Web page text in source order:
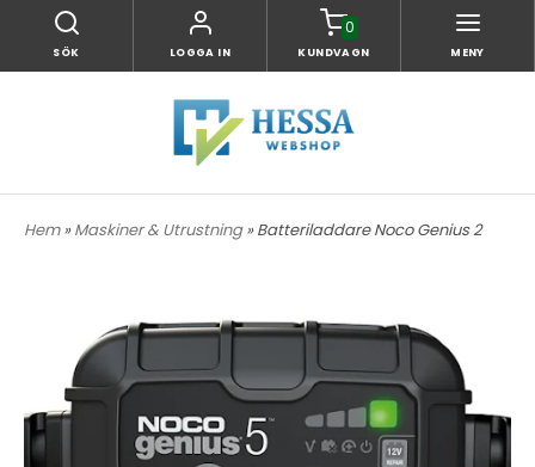
SÖK LOGGA IN
0
KUNDVAGN MENY
Hem»Maskiner & Utrustning» Batteriladdare Noco Genius 2